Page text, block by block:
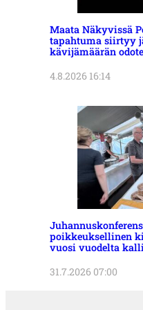
Maata Näkyvissä
tapahtuma siirtyy
kävijämäärän
4.8.2026 16:14
poikkeuksellinen
vuosi vuodelta
31.7.2026 07:00